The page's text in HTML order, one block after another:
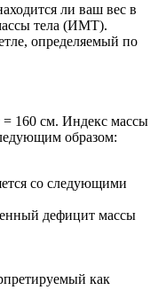
ли ваш вес в
тела (ИМТ).
определяемый по
= 160 см. Индекс массы
образом:
со следующими
дефицит массы
как